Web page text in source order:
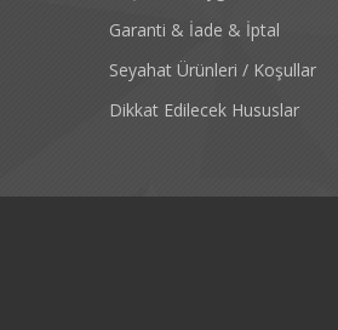
Garanti & İade & İptal
Seyahat Ürünleri / Koşullar
Dikkat Edilecek Hususlar